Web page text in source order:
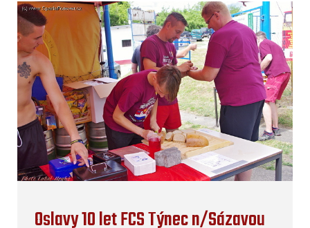
Oslavy 10 let FCS Týnec n/Sázavou